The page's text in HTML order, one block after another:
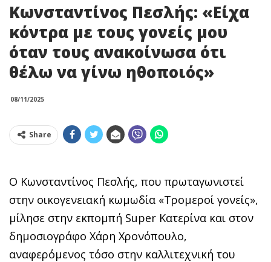
Κωνσταντίνος Πεσλής: «Είχα
κόντρα με τους γονείς μου
όταν τους ανακοίνωσα ότι
θέλω να γίνω ηθοποιός»
08/11/2025
Share
Ο Κωνσταντίνος Πεσλής, που πρωταγωνιστεί
στην οικογενειακή κωμωδία «Τρομεροί γονείς»,
μίλησε στην εκπομπή Super Κατερίνα και στον
δημοσιογράφο Χάρη Χρονόπουλο,
αναφερόμενος τόσο στην καλλιτεχνική του